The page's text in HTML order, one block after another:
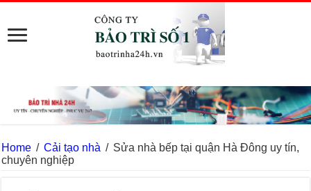
Home / Cải tạo nhà / Sửa nhà bếp tại quận Hà Đông uy tín,
chuyên nghiệp